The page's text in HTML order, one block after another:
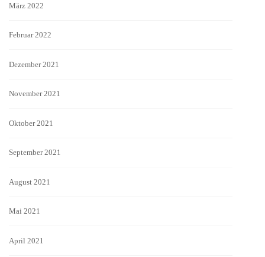
März 2022
Februar 2022
Dezember 2021
November 2021
Oktober 2021
September 2021
August 2021
Mai 2021
April 2021